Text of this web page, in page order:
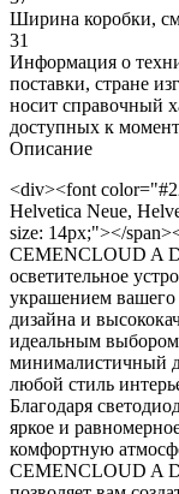
Ширина коробки,
31
Информация о
поставки, стране
носит справочный
доступных к
Описание
<div><font
Helvetica Neue,
size: 14px;"></
CEMENCLOUD A
осветительное
украшением вашего
дизайна и
идеальным
минималистичный
любой стиль
Благодаря
яркое и
комфортную
CEMENCLOUD A